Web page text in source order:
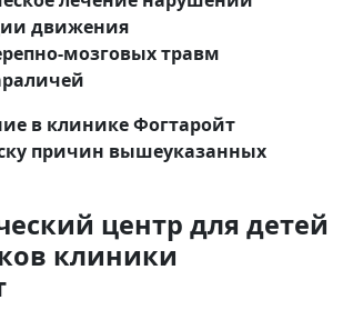
движения
мозговых травм
в клинике Фогтаройт
причин вышеуказанных
центр для детей
клиники